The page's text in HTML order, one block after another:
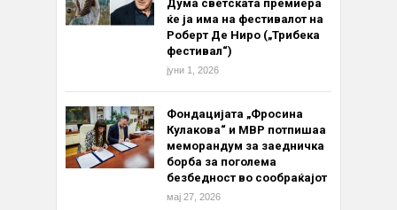
Дума светската премиера
ќе ја има на фестивалот на
Роберт Де Ниро („Трибека
фестивал“)
јуни 1, 2026
Фондацијата „Фросина
Кулакова“ и МВР потпишаа
меморандум за заедничка
борба за поголема
безбедност во сообраќајот
мај 27, 2026